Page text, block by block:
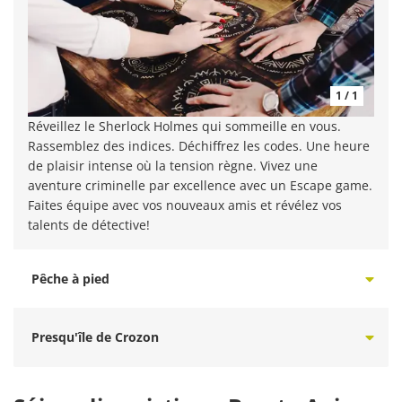
1 / 1
Réveillez le Sherlock Holmes qui sommeille en vous.
Rassemblez des indices. Déchiffrez les codes. Une heure
de plaisir intense où la tension règne. Vivez une
aventure criminelle par excellence avec un Escape game.
Faites équipe avec vos nouveaux amis et révélez vos
talents de détective!
Pêche à pied
Presqu'île de Crozon